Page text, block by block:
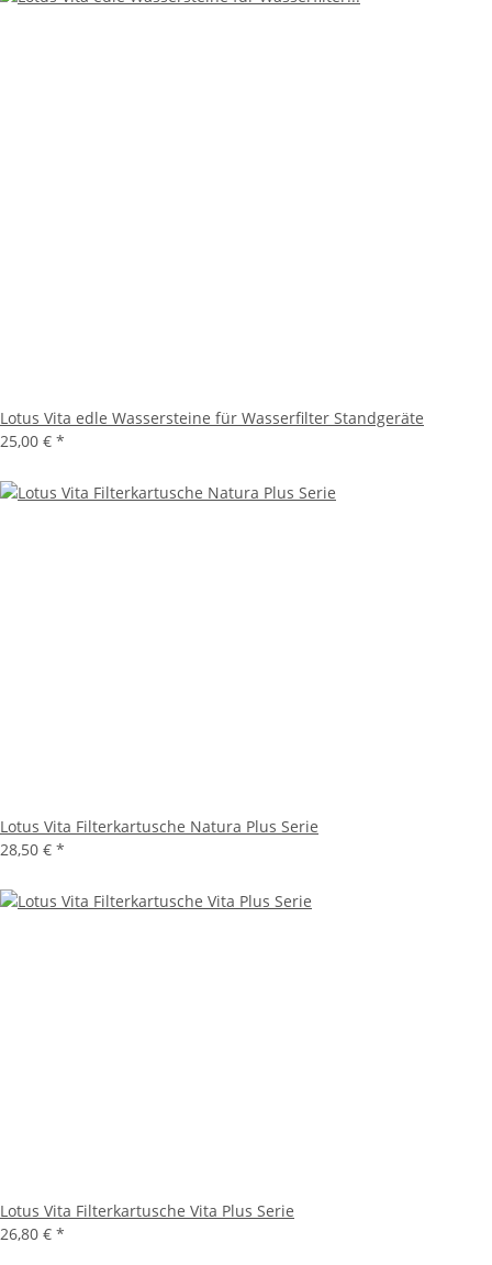
Lotus Vita edle Wassersteine für Wasserfilter Standgeräte
25,00 € *
Lotus Vita Filterkartusche Natura Plus Serie
28,50 € *
Lotus Vita Filterkartusche Vita Plus Serie
26,80 € *